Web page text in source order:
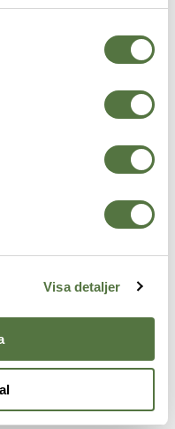
av
Visa detaljer
Patch. Liten.